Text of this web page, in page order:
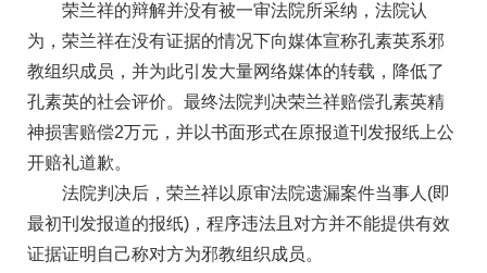
荣兰祥的辩解并没有被一审法院所采纳，法院认
为，荣兰祥在没有证据的情况下向媒体宣称孔素英系邪
教组织成员，并为此引发大量网络媒体的转载，降低了
孔素英的社会评价。最终法院判决荣兰祥赔偿孔素英精
神损害赔偿2万元，并以书面形式在原报道刊发报纸上公
开赔礼道歉。
法院判决后，荣兰祥以原审法院遗漏案件当事人(即
最初刊发报道的报纸)，程序违法且对方并不能提供有效
证据证明自己称对方为邪教组织成员。